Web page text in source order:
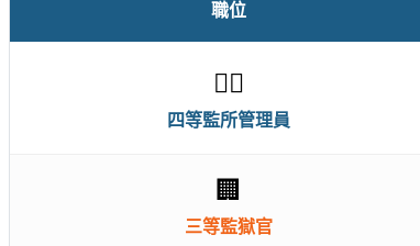
職位
👮‍♂️
四等監所管理員
🏢
三等監獄官